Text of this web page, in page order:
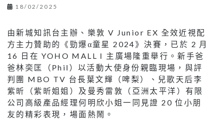
18/02/2025
由新城知訊台主辦、樂敦 V Junior EX 全效近視配
方主力贊助的《勁爆α童星 2024》決賽，已於 2 月
16 日在 YOHO MALL I 主廣場隆重舉行。新手爸
爸林奕匡（Phil）以活動大使身份親臨現場，與評
判團 MBO TV 台長葉文輝（啤梨）、兒歌天后李
紫昕（紫昕姐姐）及曼秀雷敦（亞洲太平洋）有限
公司高級產品經理何明欣小姐一同見證 20 位小朋
友的精彩表現，場面熱鬧。